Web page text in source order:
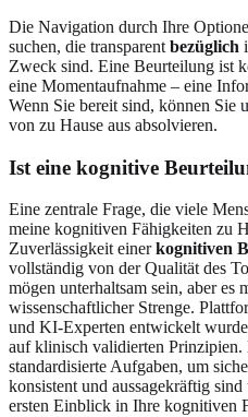
Die Navigation durch Ihre
suchen, die transparent bezüglich
Zweck sind. Eine Beurteilung ist
eine Momentaufnahme – eine
Wenn Sie bereit sind, können Sie
von zu Hause aus absolvieren.
Ist eine kognitive
Eine zentrale Frage, die viele
meine kognitiven Fähigkeiten zu
Zuverlässigkeit einerkognitiven
vollständig von der Qualität des
mögen unterhaltsam sein, aber es
wissenschaftlicher Strenge.
und KI-Experten entwickelt
auf klinisch validierten Prinzipien.
standardisierte Aufgaben, um
konsistent und aussagekräftig
ersten Einblick in Ihre kognitiven